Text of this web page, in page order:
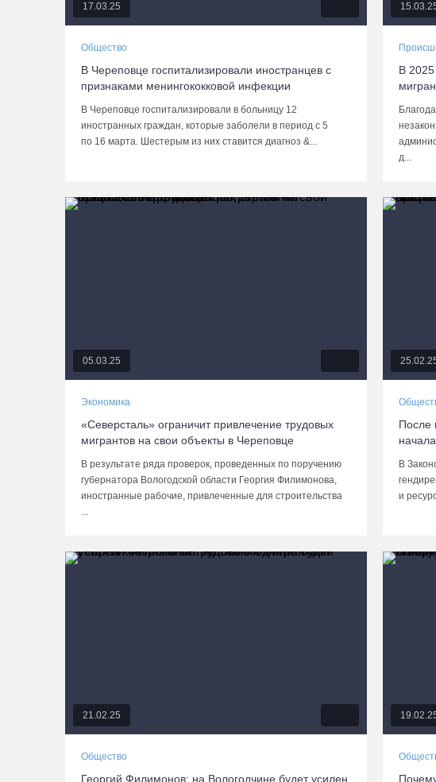
17.03.25
Общество
В Череповце госпитализировали иностранцев с
признаками менингококковой инфекции
В Череповце госпитализировали в больницу 12
иностранных граждан, которые заболели в период с 5
по 16 марта. Шестерым из них ставится диагноз &...
В
д...
05.03.25
Экономика
«Северсталь» ограничит привлечение трудовых
мигрантов на свои объекты в Череповце
В результате ряда проверок, проведенных по поручению
губернатора Вологодской области Георгия Филимонова,
иностранные рабочие, привлеченные для строительства
...
После
В
и
21.02.25
Общество
Георгий Филимонов: на Вологодчине будет усилен